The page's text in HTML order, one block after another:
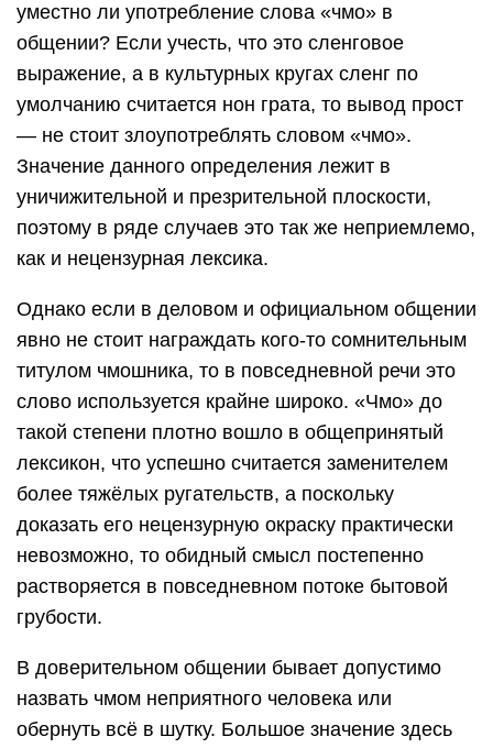
уместно ли употребление слова «чмо» в
общении? Если учесть, что это сленговое
выражение, а в культурных кругах сленг по
умолчанию считается нон грата, то вывод прост
— не стоит злоупотреблять словом «чмо».
Значение данного определения лежит в
уничижительной и презрительной плоскости,
поэтому в ряде случаев это так же неприемлемо,
как и нецензурная лексика.
Однако если в деловом и официальном общении
явно не стоит награждать кого-то сомнительным
титулом чмошника, то в повседневной речи это
слово используется крайне широко. «Чмо» до
такой степени плотно вошло в общепринятый
лексикон, что успешно считается заменителем
более тяжёлых ругательств, а поскольку
доказать его нецензурную окраску практически
невозможно, то обидный смысл постепенно
растворяется в повседневном потоке бытовой
грубости.
В доверительном общении бывает допустимо
назвать чмом неприятного человека или
обернуть всё в шутку. Большое значение здесь